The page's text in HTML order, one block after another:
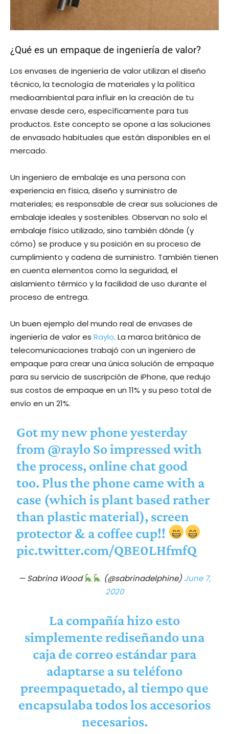
¿Qué es un empaque de ingeniería de valor?
Los envases de ingeniería de valor utilizan el diseño
técnico, la tecnología de materiales y la política
medioambiental para influir en la creación de tu
envase desde cero, específicamente para tus
productos. Este concepto se opone a las soluciones
de envasado habituales que están disponibles en el
mercado.
Un ingeniero de embalaje es una persona con
experiencia en física, diseño y suministro de
materiales; es responsable de crear sus soluciones de
embalaje ideales y sostenibles. Observan no solo el
embalaje físico utilizado, sino también dónde (y
cómo) se produce y su posición en su proceso de
cumplimiento y cadena de suministro. También tienen
en cuenta elementos como la seguridad, el
aislamiento térmico y la facilidad de uso durante el
proceso de entrega.
Un buen ejemplo del mundo real de envases de
ingeniería de valor es Raylo. La marca británica de
telecomunicaciones trabajó con un ingeniero de
empaque para crear una única solución de empaque
para su servicio de suscripción de iPhone, que redujo
sus costos de empaque en un 11% y su peso total de
envío en un 21%.
Got my new phone yesterday
from@rayloSo impressed with
the process, online chat good
too. Plus the phone came with a
case (which is plant based rather
than plastic material), screen
protector & a coffee cup!!
pic.twitter.com/QBE0LHfmfQ
— Sabrina Wood (@sabrinadelphine) June 7,
2020
La compañía hizo esto
simplemente rediseñando una
caja de correo estándar para
adaptarse a su teléfono
preempaquetado, al tiempo que
encapsulaba todos los accesorios
necesarios.